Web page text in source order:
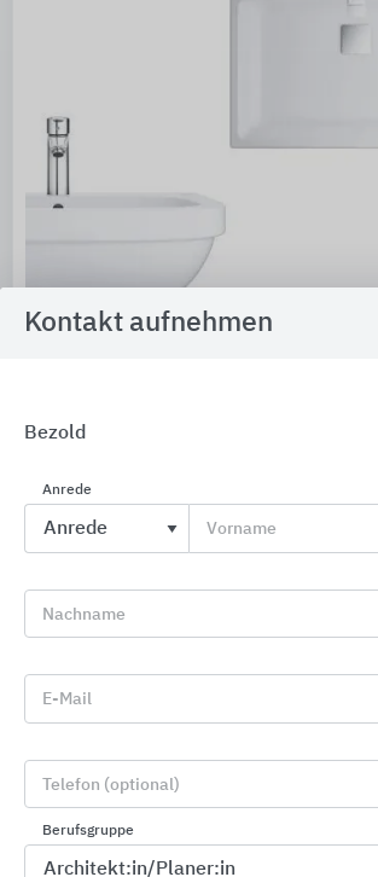
GROHE
Kontakt aufnehmen
Bezold
Anrede
Vorname
Nachname
E-Mail
Telefon (optional)
Berufsgruppe